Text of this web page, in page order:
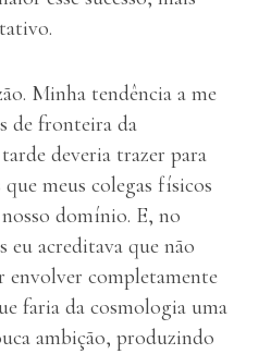
Minha tendência a me
de fronteira da
deveria trazer para
meus colegas físicos
domínio. E, no
eu acreditava que não
envolver completamente
faria da cosmologia uma
ambição, produzindo